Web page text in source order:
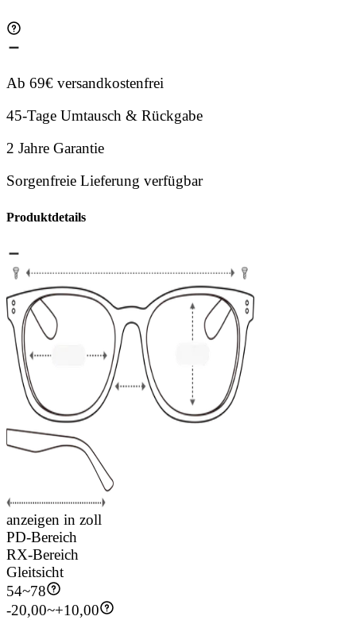
Ab 69€ versandkostenfrei
45-Tage Umtausch & Rückgabe
2 Jahre Garantie
Sorgenfreie Lieferung verfügbar
Produktdetails
anzeigen in zoll
PD-Bereich
RX-Bereich
Gleitsicht
54~78
-20,00~+10,00